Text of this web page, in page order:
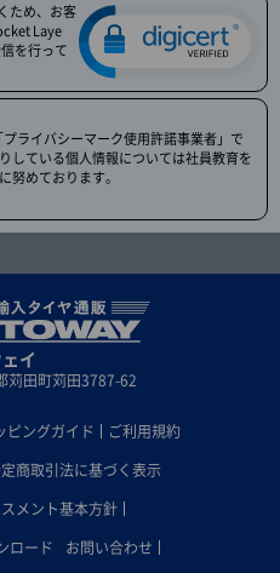
ため、お客
Laye
を行って
ライバシーマーク使用許諾事業者」で
している個人情報については社員教育を
努めております。
イ
苅田町苅田3787-62
ピングガイド
ご利用規約
商取引法に基づく表示
メント基本方針
ロード
お問い合わせ